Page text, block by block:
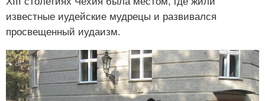
известные иудейские мудрецы и развивался
просвещенный иудаизм.